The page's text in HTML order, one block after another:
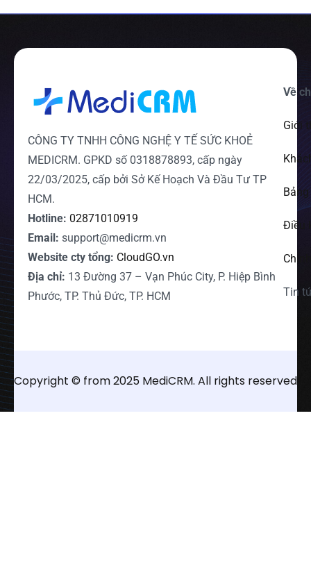
CÔNG TY TNHH CÔNG NGHỆ Y TẾ SỨC KHOẺ
MEDICRM. GPKD số 0318878893, cấp ngày
22/03/2025, cấp bởi Sở Kế Hoạch Và Đầu Tư TP
HCM.
Hotline: 02871010919
Email: support@medicrm.vn
Website cty tổng: CloudGO.vn
Địa chỉ: 13 Đường 37 – Vạn Phúc City, P. Hiệp Bình
Phước, TP. Thủ Đức, TP. HCM
Về
Giới
Điều
Tin
Copyright © from 2025 MediCRM. All rights reserved